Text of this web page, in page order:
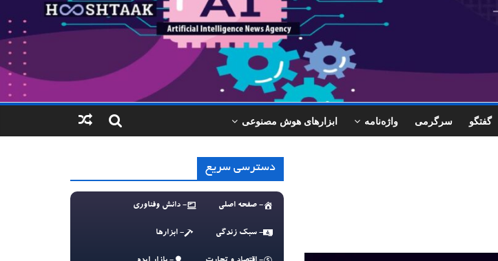
گفتگو سرگرمی واژه‌نامه ابزارهای هوش مصنوعی
دسترسی سریع
- صفحه اصلی - دانش وفناوری
- سبک زندگی - ابزارها